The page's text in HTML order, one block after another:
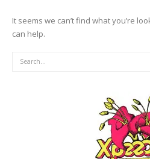
It seems we can’t find what you’re
can help.